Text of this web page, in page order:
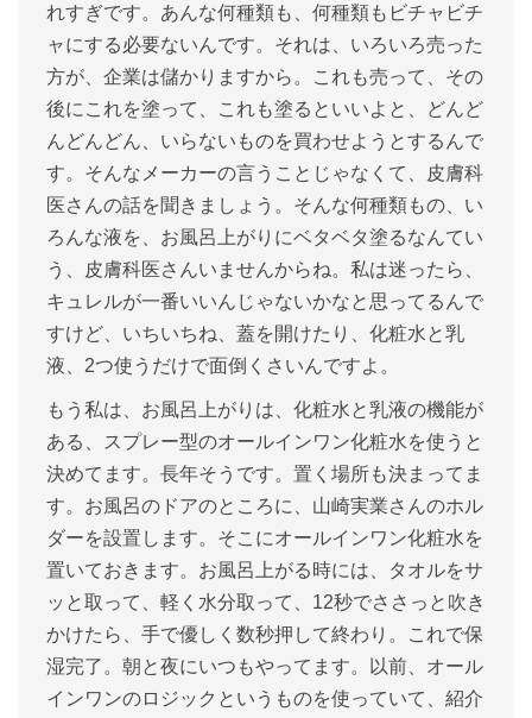
れすぎです。あんな何種類も、何種類もビチャビチ
ャにする必要ないんです。それは、いろいろ売った
方が、企業は儲かりますから。これも売って、その
後にこれを塗って、これも塗るといいよと、どんど
んどんどん、いらないものを買わせようとするんで
す。そんなメーカーの言うことじゃなくて、皮膚科
医さんの話を聞きましょう。そんな何種類もの、い
ろんな液を、お風呂上がりにベタベタ塗るなんてい
う、皮膚科医さんいませんからね。私は迷ったら、
キュレルが一番いいんじゃないかなと思ってるんで
すけど、いちいちね、蓋を開けたり、化粧水と乳
液、2つ使うだけで面倒くさいんですよ。
もう私は、お風呂上がりは、化粧水と乳液の機能が
ある、スプレー型のオールインワン化粧水を使うと
決めてます。長年そうです。置く場所も決まってま
す。お風呂のドアのところに、山崎実業さんのホル
ダーを設置します。そこにオールインワン化粧水を
置いておきます。お風呂上がる時には、タオルをサ
ッと取って、軽く水分取って、12秒でささっと吹き
かけたら、手で優しく数秒押して終わり。これで保
湿完了。朝と夜にいつもやってます。以前、オール
インワンのロジックというものを使っていて、紹介